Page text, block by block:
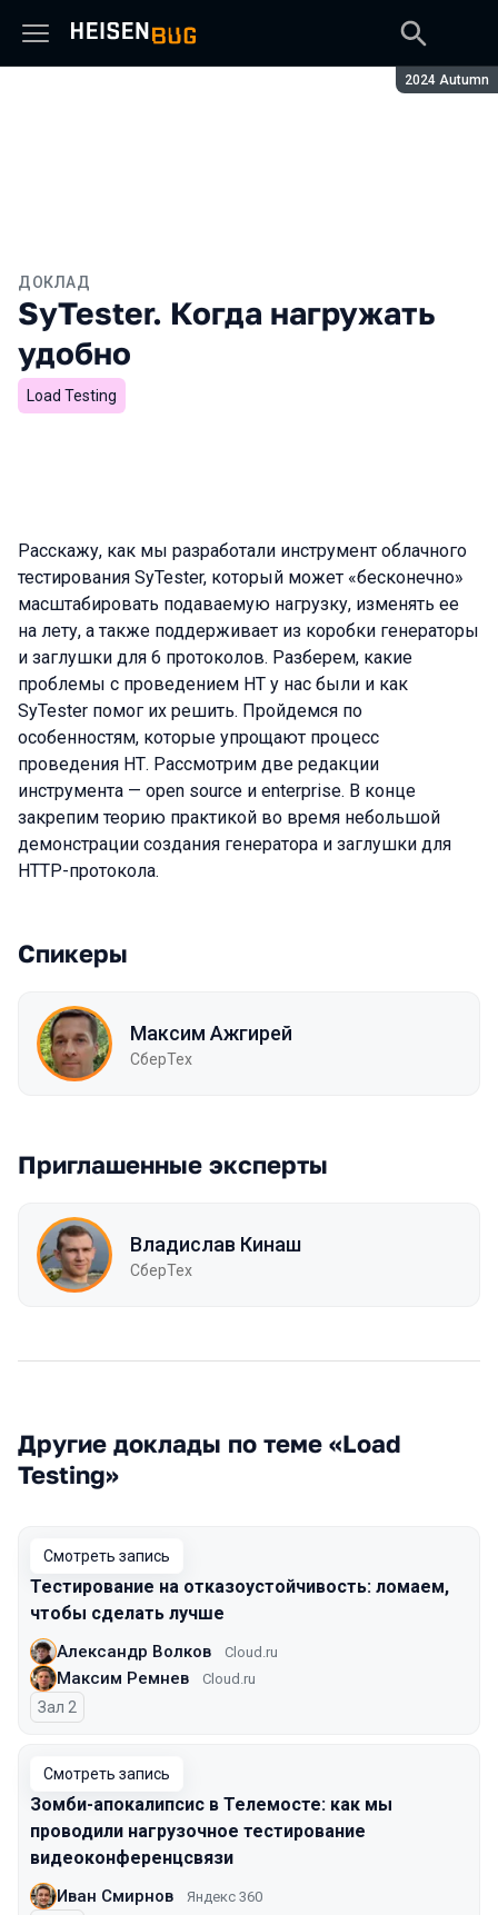
Сезон:
2024 Autumn
ДОКЛАД
SyTester. Когда нагружать
удобно
Load Testing
Расскажу, как мы разработали инструмент облачного
тестирования SyTester, который может «бесконечно»
масштабировать подаваемую нагрузку, изменять ее
на лету, а также поддерживает из коробки генераторы
и заглушки для 6 протоколов. Разберем, какие
проблемы с проведением НТ у нас были и как
SyTester помог их решить. Пройдемся по
особенностям, которые упрощают процесс
проведения НТ. Рассмотрим две редакции
инструмента — open source и enterprise. В конце
закрепим теорию практикой во время небольшой
демонстрации создания генератора и заглушки для
HTTP-протокола.
Спикеры
Максим Ажгирей
СберТех
Приглашенные эксперты
Владислав Кинаш
СберТех
Другие доклады по теме «Load
Testing»
Смотреть запись
Тестирование на отказоустойчивость: ломаем,
чтобы сделать лучше
Александр Волков Cloud.ru
Максим Ремнев Cloud.ru
Зал 2
Смотреть запись
Зомби-апокалипсис в Телемосте: как мы
проводили нагрузочное тестирование
видеоконференцсвязи
Иван Смирнов Яндекс 360